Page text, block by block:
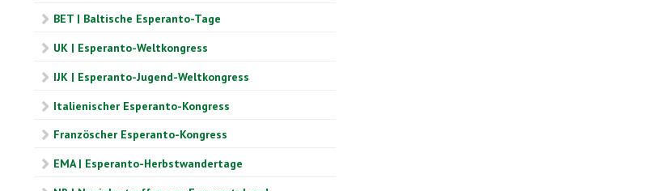
BET | Baltische Esperanto-Tage
UK | Esperanto-Weltkongress
IJK | Esperanto-Jugend-Weltkongress
Italienischer Esperanto-Kongress
Französcher Esperanto-Kongress
EMA | Esperanto-Herbstwandertage